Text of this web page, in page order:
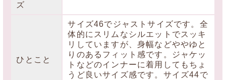
ズ
ひとこと
サイズ46でジャストサイズです。全
体的にスリムなシルエットでスッキ
リしていますが、身幅などややゆと
りのあるフィット感です。ジャケッ
トなどのインナーに着用してもちょ
うど良いサイズ感です。サイズ44で